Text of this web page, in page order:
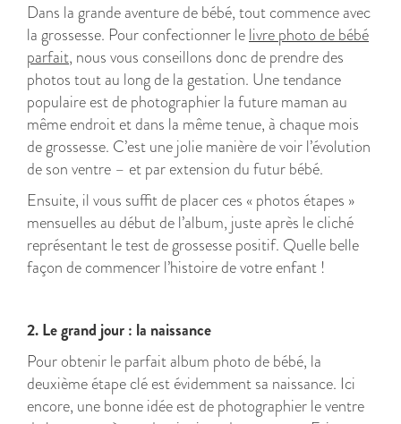
Dans la grande aventure de bébé, tout commence avec
la grossesse. Pour confectionner lelivre photo de bébé
parfait, nous vous conseillons donc de prendre des
photos tout au long de la gestation. Une tendance
populaire est de photographier la future maman au
même endroit et dans la même tenue, à chaque mois
de grossesse. C’est une jolie manière de voir l’évolution
de son ventre – et par extension du futur bébé.
Ensuite, il vous suffit de placer ces « photos étapes »
mensuelles au début de l’album, juste après le cliché
représentant le test de grossesse positif. Quelle belle
façon de commencer l’histoire de votre enfant !
2. Le grand jour : la naissance
Pour obtenir le parfait album photo de bébé, la
deuxième étape clé est évidemment sa naissance. Ici
encore, une bonne idée est de photographier le ventre